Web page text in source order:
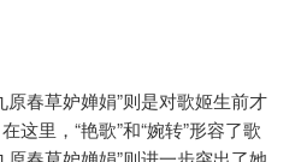
春草妒婵娟”则是对歌姬生前才
这里，“艳歌”和“婉转”形容了歌